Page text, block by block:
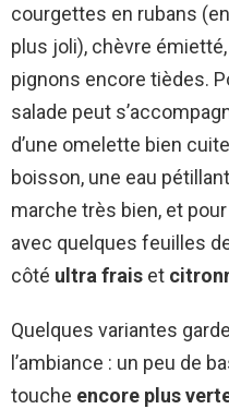
courgettes en rubans
plus joli), chèvre
pignons encore tièdes.
salade peut
d’une omelette bien
boisson, une eau
marche très bien, et
avec quelques feuilles
côté ultra frais et
Quelques variantes
l’ambiance : un peu de
touche encore plus